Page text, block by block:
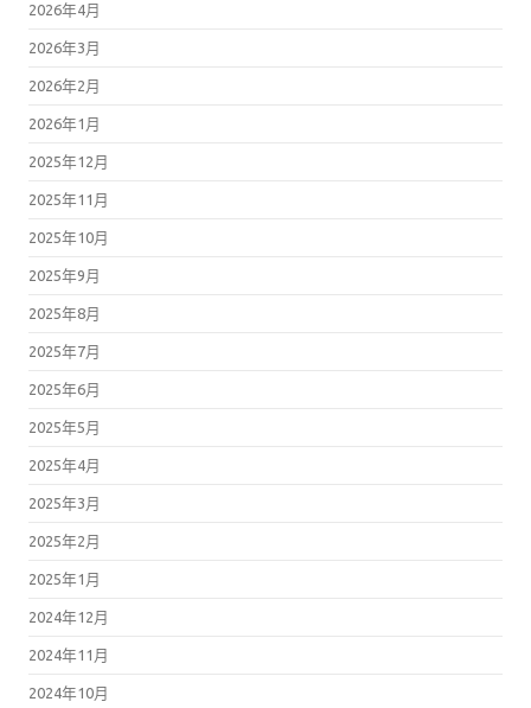
2026年4月
2026年3月
2026年2月
2026年1月
2025年12月
2025年11月
2025年10月
2025年9月
2025年8月
2025年7月
2025年6月
2025年5月
2025年4月
2025年3月
2025年2月
2025年1月
2024年12月
2024年11月
2024年10月